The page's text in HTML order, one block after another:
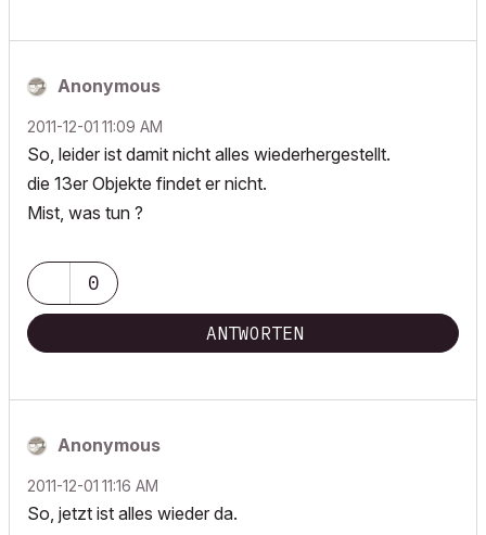
Anonymous
‎2011-12-01 11:09 AM
So, leider ist damit nicht alles wiederhergestellt.
die 13er Objekte findet er nicht.
Mist, was tun ?
0
ANTWORTEN
Anonymous
‎2011-12-01 11:16 AM
So, jetzt ist alles wieder da.